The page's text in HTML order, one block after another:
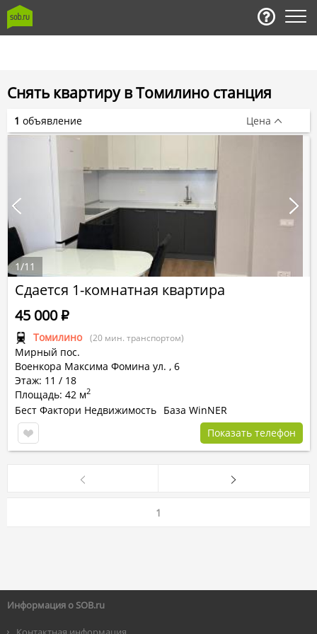
Снять квартиру в Томилино станция
Сдается 1-комнатная квартира
Томилино (20 мин. транспортом)
Мирный пос.
Военкора Максима Фомина ул. , 6
Этаж: 11 / 18
Площадь: 42 м2
45 000Р
Бест Фактори Недвижимость База WinNER
Показать телефон
1/11
1 объявление Цена
1
Информация о SOB.ru